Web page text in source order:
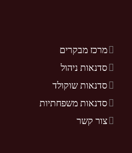
מרכז מבקרים
סדנאות ניהול
סדנאות שוקולד
סדנאות משפחתיות
צור קשר